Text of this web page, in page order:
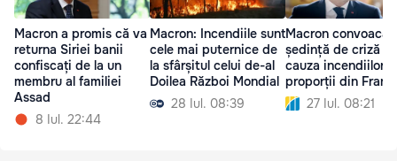
Macron a promis că va
returna Siriei banii
confiscați de la un
membru al familiei
Assad
8 Iul. 22:44
Macron: Incendiile sunt
cele mai puternice de
la sfârșitul celui de-al
Doilea Război Mondial
28 Iul. 08:39
Macron convoacă
ședință de criză
cauza incendiilor
proporții din
27 Iul. 08:21